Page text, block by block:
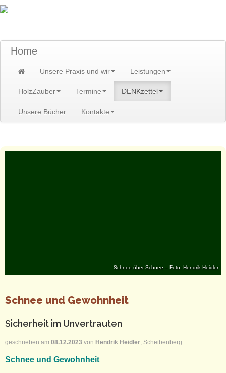
Home
Unsere Praxis und wir Leistungen
HolzZauber Termine DENKzettel
Unsere Bücher Kontakte
Schnee über Schnee – Foto: Hendrik Heidler
Schnee und Gewohnheit
Sicherheit im Unvertrauten
geschrieben am 08.12.2023 von Hendrik Heidler, Scheibenberg
Schnee und Gewohnheit